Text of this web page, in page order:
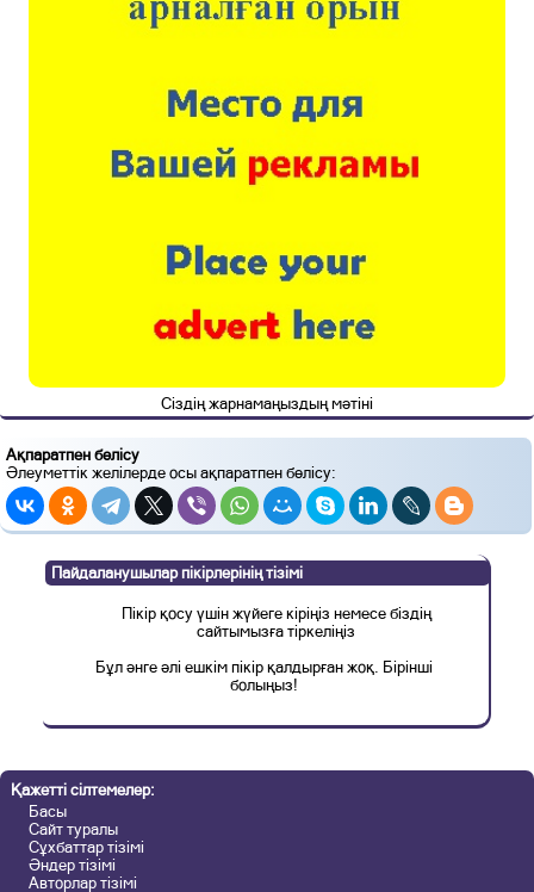
Сіздің жарнамаңыздың мәтіні
Ақпаратпен бөлісу
Әлеуметтік желілерде осы ақпаратпен бөлісу:
Пайдаланушылар пікірлерінің тізімі
Пікір қосу үшін жүйеге кіріңіз немесе біздің
сайтымызға тіркеліңіз
Бұл әнге әлі ешкім пікір қалдырған жоқ. Бірінші
болыңыз!
Қажетті сілтемелер:
Басы
Сайт туралы
Сұхбаттар тізімі
Әндер тізімі
Авторлар тізімі